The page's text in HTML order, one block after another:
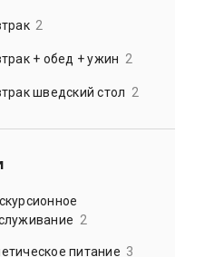
2
+ обед + ужин 2
шведский стол 2
2
питание 3